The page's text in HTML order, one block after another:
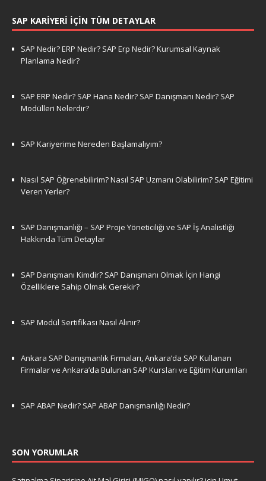
SAP KARIYERI İÇIN TÜM DETAYLAR
SAP Nedir? ERP Nedir? SAP Erp Nedir? Kurumsal Kaynak
Planlama Nedir?
SAP ERP Nedir? SAP Hana Nedir? SAP Danışmanı Nedir? SAP
Modülleri Nelerdir?
SAP Kariyerime Nereden Başlamalıyım?
Nasıl SAP Öğrenebilirim? Nasıl SAP Uzmanı Olabilirim? SAP Eğitimi
Veren Yerler?
SAP Danışmanlığı – SAP Proje Yöneticiliği ve SAP İş Analistliği
Hakkında Tüm Detaylar
SAP Danışmanı Kimdir? SAP Danışmanı Olmak İçin Hangi
Özelliklere Sahip Olmak Gerekir?
SAP Modül Sertifikası Nasıl Alınır?
Ankara SAP Danışmanlık Firmaları, Ankara’da SAP Kullanan
Firmalar ve Ankara’da Bulunan SAP Kursları ve Eğitim Kurumları
SAP ABAP Nedir? SAP ABAP Danışmanlığı Nedir?
SON YORUMLAR